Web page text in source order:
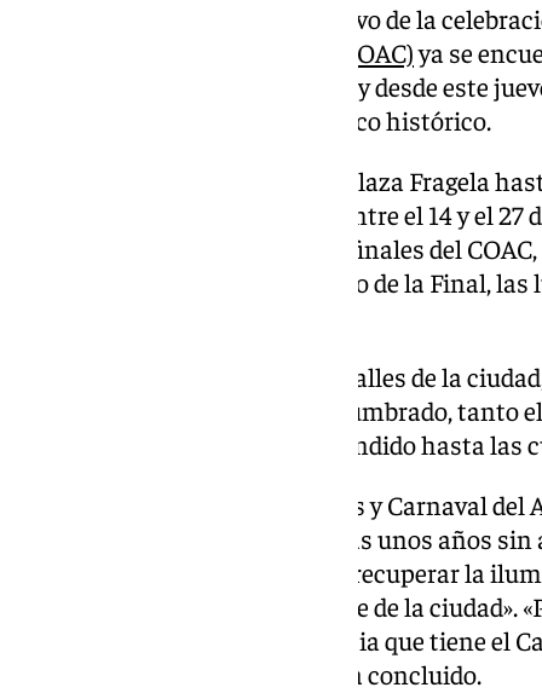
Asimismo, señala que con motivo de la
Agrupaciones Carnavalescas (COAC)ya se
iluminación de la Plaza Fragela y desde este
montado en otras calles del casco histórico.
El horario del alumbrado de la Plaza Fragela
horas a una de la madrugada. Entre el 14 y el
fases de cuartos de final y semifinales del
las 2,30 horas y el 28, con motivo de la Final,
Durante la fiesta oficial en las calles de la
febrero al 9 de marzo, todo el alumbrado, tanto
de la ciudad, permanecerá encendido hasta las
La teniente de alcalde de Fiestas y Carnaval
Gandullo, ha asegurado que «tras unos años
solo en la Plaza Fragela, se va a recuperar la
merece la fiesta más importante de la ciudad».
que una fiesta con la importancia que tiene el
calles y plazas engalanadas», ha concluido.